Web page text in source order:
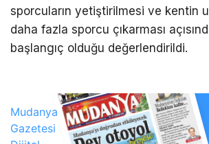
sporcuların yetiştirilmesi ve kentin
daha fazla sporcu çıkarması
başlangıç olduğu değerlendirildi.